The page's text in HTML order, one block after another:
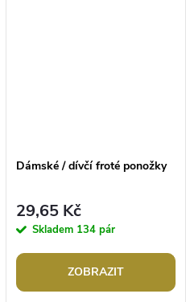
Dámské / dívčí froté ponožky
29,65 Kč
Skladem 134 pár
ZOBRAZIT